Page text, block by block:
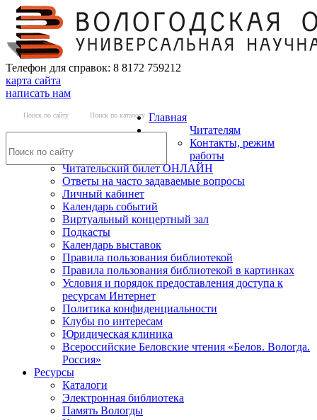
Телефон для справок: 8 8172 759212
карта сайта
написать нам
Поиск по сайту Поиск по каталогу Главная
Читателям
Контакты, режим
работы
Читательский билет ОНЛАЙН
Ответы на часто задаваемые вопросы
Личный кабинет
Календарь событий
Виртуальный концертный зал
Подкасты
Календарь выставок
Правила пользования библиотекой
Правила пользования библиотекой в картинках
Условия и порядок предоставления доступа к
ресурсам Интернет
Политика конфиденциальности
Клубы по интересам
Юридическая клиника
Всероссийские Беловские чтения «Белов. Вологда.
Россия»
Ресурсы
Каталоги
Электронная библиотека
Память Вологды